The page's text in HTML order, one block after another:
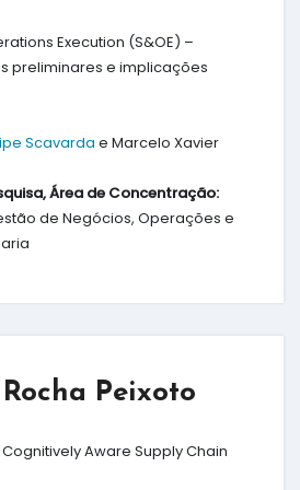
Execution (S&OE) –
preliminares e implicações
Scavarda e Marcelo Xavier
Área de Concentração:
de Negócios, Operações e
Peixoto
Aware Supply Chain